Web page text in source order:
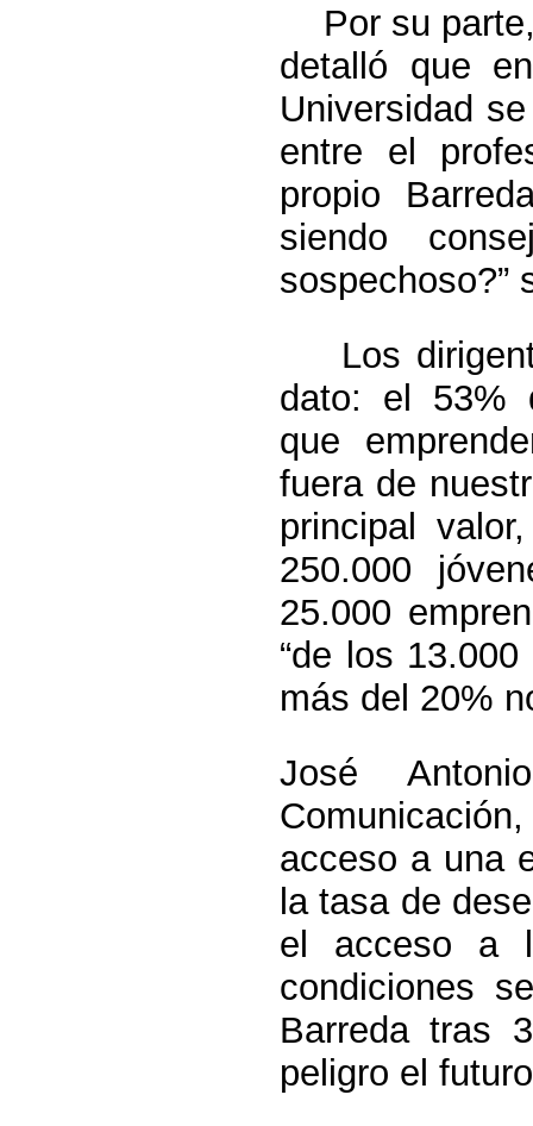
Por su parte,
detalló que
Universidad
entre el
propio
siendo
sospechoso?”
Los
dato: el 53%
que
fuera de
principal
250.000
25.000
“de los
más del 20%
José
acceso a una
la tasa de
el acceso a
condiciones
Barreda tras
peligro el